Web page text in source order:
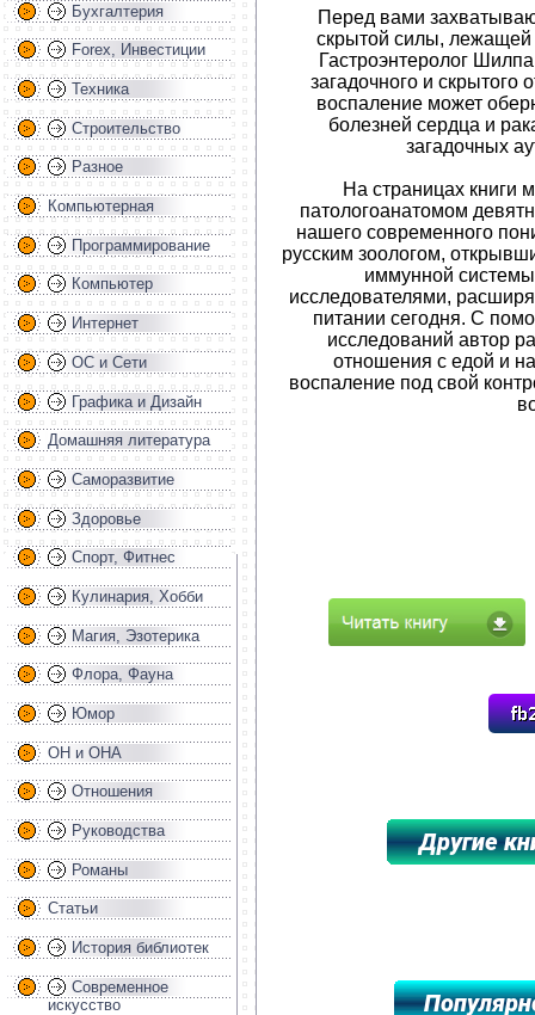
Бухгалтерия
Forex, Инвестиции
Техника
Строительство
Разное
Компьютерная
Программирование
Компьютер
Интернет
ОС и Сети
Графика и Дизайн
Домашняя литература
Саморазвитие
Здоровье
Спорт, Фитнес
Кулинария, Хобби
Магия, Эзотерика
Флора, Фауна
Юмор
ОН и ОНА
Отношения
Руководства
Романы
Статьи
История библиотек
Современное
искусство
Перед вами
скрытой силы,
Гастроэнтеролог
загадочного и скрытого
воспаление может
болезней сердца и
загадочных
На страницах книги
патологоанатомом
нашего современного
русским зоологом,
иммунной
исследователями,
питании сегодня. С
исследований автор
отношения с едой и
воспаление под свой